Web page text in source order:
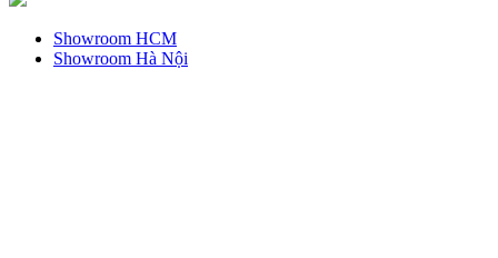
Showroom HCM
Showroom Hà Nội